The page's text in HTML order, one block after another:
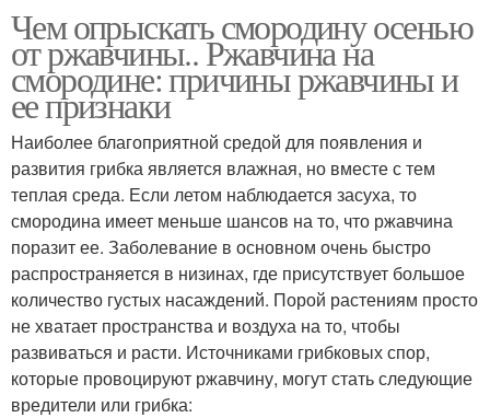
Чем опрыскать смородину осенью
от ржавчины.. Ржавчина на
смородине: причины ржавчины и
ее признаки
Наиболее благоприятной средой для появления и
развития грибка является влажная, но вместе с тем
теплая среда. Если летом наблюдается засуха, то
смородина имеет меньше шансов на то, что ржавчина
поразит ее. Заболевание в основном очень быстро
распространяется в низинах, где присутствует большое
количество густых насаждений. Порой растениям просто
не хватает пространства и воздуха на то, чтобы
развиваться и расти. Источниками грибковых спор,
которые провоцируют ржавчину, могут стать следующие
вредители или грибка: